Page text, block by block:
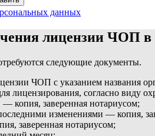
данных
лицензии ЧОП в
следующие документы.
ЧОП с указанием названия
лицензирования, согласно виду
— копия, заверенная нотариусом;
изменениями — копия,
заверенная нотариусом;